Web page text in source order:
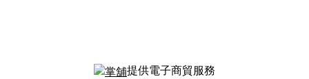
提供電子商貿服務